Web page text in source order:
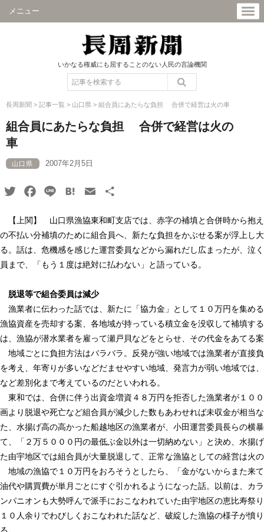
メニュー
いかなる権威にも屈することのない人民の言論機関
長周新聞 > 記事一覧 > 山口県 > 組合員にあたらな負担 合併で経営は火の車
組合員にあたらな負担 合併で経営は火の
車
山口県 2007年2月5日
TwitterFacebook
Line HatenaEmail
【上関】 山口県漁協東和町支店では、赤字の補填と合併時から抱
の不払い分補填のために組合員へ、新たな負担をかぶせる案が浮上し
る。話は、危機感を感じた運営委員などから漏れだし広まったが、泣
員まで、「もう１度は絶対に払わない」と語っている。
脱退等で組合委員は減少
漁業者に伝わった話では、新たに「協力金」として１０万円を集め
漁協資産を売却する案、各地域が持っている積立金を没収して補填す
は、漁協が潜水業者を雇って瀬戸貝などをとらせ、その代金をあてる
地域ごとに負担方法はバラバラ。反発が強い地域では漁業者が直接
を考え、年寄りが多いなどだませやすい地域、発言力が弱い地域では
など差別化まで考えているのだといわれる。
東和では、合併に伴う出資金増資４８万円を拒否した漁業者が１０
画より脱退や死亡など組合員が減少した数もあわせれば未収金が相当
た、水揚げ高の高かった船越地区の漁業者が、小田運営委員長らの横
て、「２万５０００円の最低ぶ金以外は一切納めない」と決め、水揚
た由宇地区では組合員が大量脱退して、正常な漁協としての経営は火
地域の漁協で１０万円をおろそうとしたら、「金がないからまた来
油代や購買費が単月ごとにすぐ引かれるようになった話。以前は、カ
ンパニオンも大勢呼んで派手におこなわれていた由宇地区の恵比寿祭
１０人余りでわびしくおこなわれた話など、破綻した漁協の様子が憤
る。